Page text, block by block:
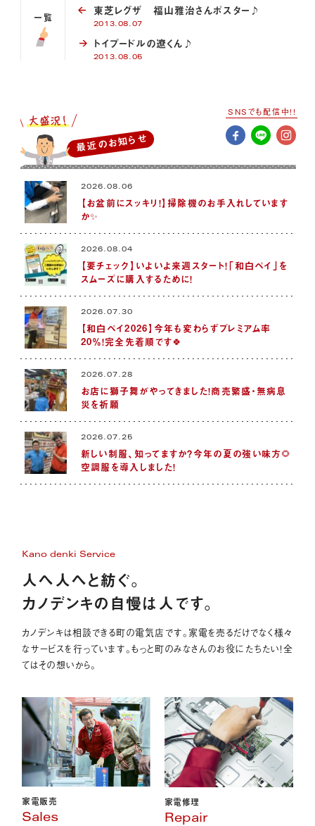
一覧 東芝レグザ 福山雅治さんポスター♪
2013.08.07
トイプードルの遼くん♪
2013.08.05
最近のお知らせ
2026.08.06
【お盆前にスッキリ！】掃除機のお手入れしています
か✨
2026.08.04
【要チェック】いよいよ来週スタート！「和白ペイ」を
スムーズに購入するために！
2026.07.30
【和白ペイ2026】今年も変わらずプレミアム率
20％！完全先着順です🍀
2026.07.28
お店に獅子舞がやってきました！商売繁盛・無病息
災を祈願
2026.07.25
新しい制服、知ってますか？今年の夏の強い味方🌻
空調服を導入しました！
SNSでも配信中!!
Kano denki Service
人へ人へと紡ぐ。
カノデンキの自慢は人です。
カノデンキは相談できる町の電気店です。家電を売るだけでなく様々
なサービスを行っています。もっと町のみなさんのお役にたちたい！全
てはその想いから。
家電販売
Sales
家電修理
Repair